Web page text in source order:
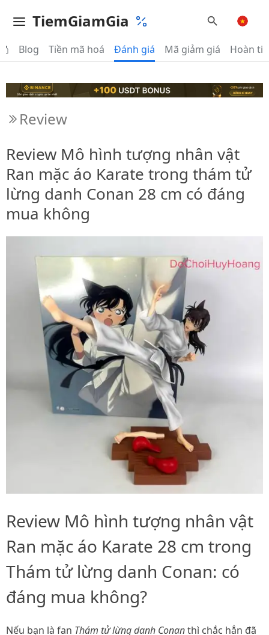
TiemGiamGia
Blog Tiền mã hoá Đánh giá Mã giảm giá Hoàn
Review
Review Mô hình tượng nhân vật
Ran mặc áo Karate trong thám tử
lừng danh Conan 28 cm có đáng
mua không
Review Mô hình tượng nhân vật
Ran mặc áo Karate 28 cm trong
Thám tử lừng danh Conan: có
đáng mua không?
Nếu bạn là fan Thám tử lừng danh Conanthì chắc hẳn đã